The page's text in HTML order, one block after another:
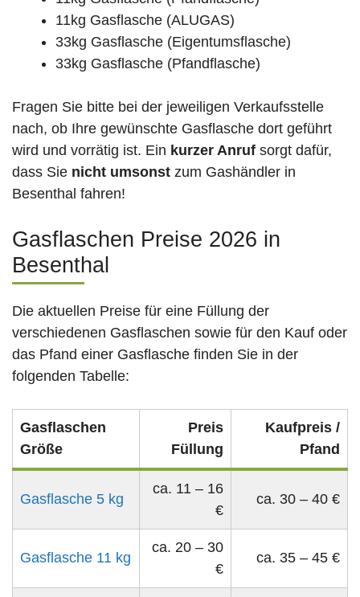
11kg Gasflasche (ALUGAS)
33kg Gasflasche (Eigentumsflasche)
33kg Gasflasche (Pfandflasche)
Fragen Sie bitte bei der jeweiligen Verkaufsstelle
nach, ob Ihre gewünschte Gasflasche dort geführt
wird und vorrätig ist. Ein kurzer Anruf sorgt dafür,
dass Sie nicht umsonst zum Gashändler in
Besenthal fahren!
Gasflaschen Preise 2026 in
Besenthal
Die aktuellen Preise für eine Füllung der
verschiedenen Gasflaschen sowie für den Kauf oder
das Pfand einer Gasflasche finden Sie in der
folgenden Tabelle:
Gasflaschen
Größe
Preis
Füllung
Kaufpreis /
Pfand
Gasflasche 5 kg
ca. 11 – 16
€
ca. 30 – 40 €
Gasflasche 11 kg
ca. 20 – 30
€
ca. 35 – 45 €